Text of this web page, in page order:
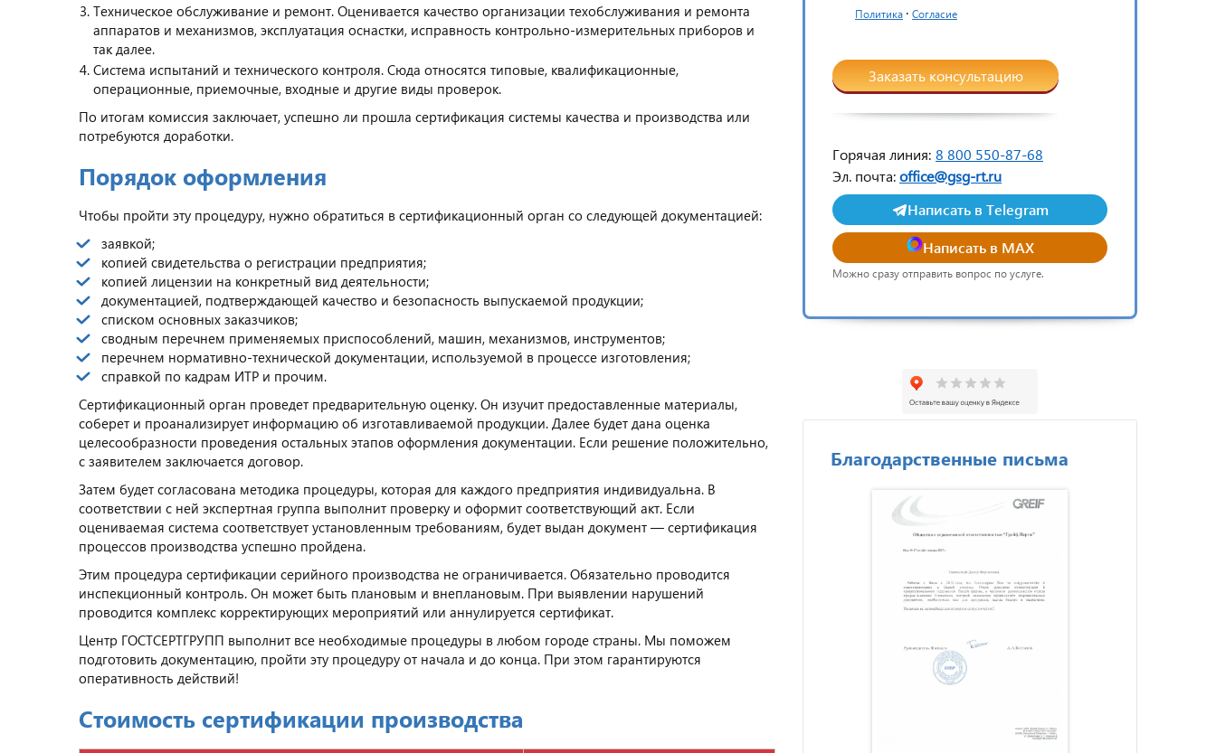
Техническое обслуживание и ремонт. Оценивается качество организации техобслуживания и ремонта
аппаратов и механизмов, эксплуатация оснастки, исправность контрольно-измерительных приборов и
так далее.
Система испытаний и технического контроля. Сюда относятся типовые, квалификационные,
операционные, приемочные, входные и другие виды проверок.
По итогам комиссия заключает, успешно ли прошла сертификация системы качества и производства или
потребуются доработки.
Порядок оформления
Чтобы пройти эту процедуру, нужно обратиться в сертификационный орган со следующей документацией:
заявкой;
копией свидетельства о регистрации предприятия;
копией лицензии на конкретный вид деятельности;
документацией, подтверждающей качество и безопасность выпускаемой продукции;
списком основных заказчиков;
сводным перечнем применяемых приспособлений, машин, механизмов, инструментов;
перечнем нормативно-технической документации, используемой в процессе изготовления;
справкой по кадрам ИТР и прочим.
Сертификационный орган проведет предварительную оценку. Он изучит предоставленные материалы,
соберет и проанализирует информацию об изготавливаемой продукции. Далее будет дана оценка
целесообразности проведения остальных этапов оформления документации. Если решение положительно,
с заявителем заключается договор.
Затем будет согласована методика процедуры, которая для каждого предприятия индивидуальна. В
соответствии с ней экспертная группа выполнит проверку и оформит соответствующий акт. Если
оцениваемая система соответствует установленным требованиям, будет выдан документ — сертификация
процессов производства успешно пройдена.
Этим процедура сертификации серийного производства не ограничивается. Обязательно проводится
инспекционный контроль. Он может быть плановым и внеплановым. При выявлении нарушений
проводится комплекс корректирующих мероприятий или аннулируется сертификат.
Центр ГОСТСЕРТГРУПП выполнит все необходимые процедуры в любом городе страны. Мы поможем
подготовить документацию, пройти эту процедуру от начала и до конца. При этом гарантируются
оперативность действий!
Стоимость сертификации производства
Политика · Согласие
Заказать консультацию
Горячая линия: 8 800 550-87-68
Эл. почта:office@gsg-rt.ru
Написать в Telegram
Написать в MAX
Можно сразу отправить вопрос по услуге.
Благодарственные письма